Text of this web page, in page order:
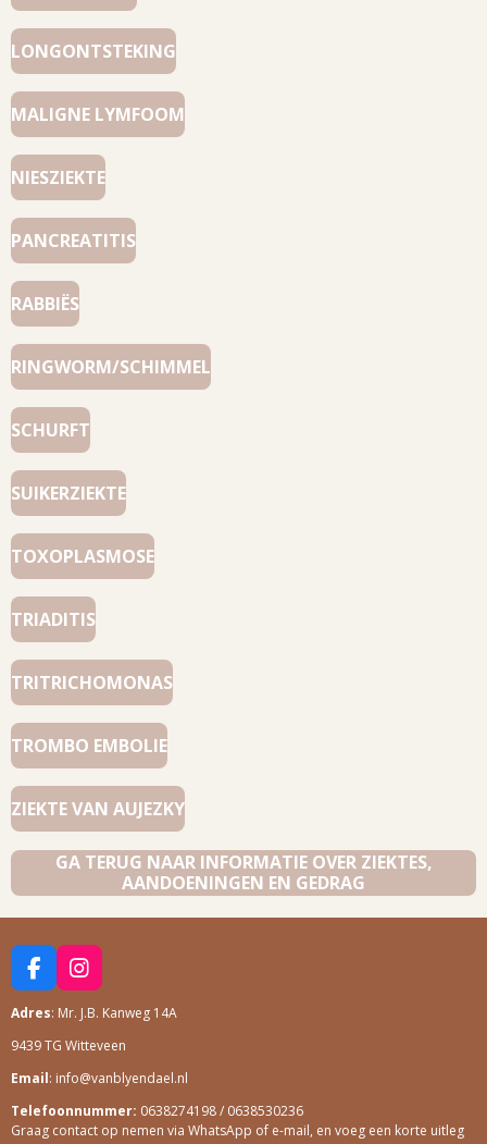
LONGONTSTEKING
MALIGNE LYMFOOM
NIESZIEKTE
PANCREATITIS
RABBIËS
RINGWORM/SCHIMMEL
SCHURFT
SUIKERZIEKTE
TOXOPLASMOSE
TRIADITIS
TRITRICHOMONAS
TROMBO EMBOLIE
ZIEKTE VAN AUJEZKY
GA TERUG NAAR INFORMATIE OVER ZIEKTES,
AANDOENINGEN EN GEDRAG
F
A
C
E
B
O
O
K
I
N
S
T
A
G
A
Adres: Mr. J.B. Kanweg 14A
9439 TG Witteveen
Email: info@vanblyendael.nl
Telefoonnummer: 0638274198 / 0638530236
Graag contact op nemen via WhatsApp of e-mail, en voeg een korte uitleg